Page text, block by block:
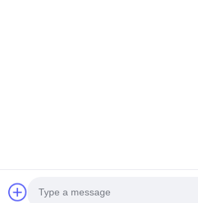
© 2026 Beijing Silk Road Enterprise